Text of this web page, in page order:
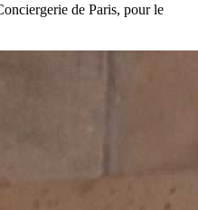
de Paris, pour le